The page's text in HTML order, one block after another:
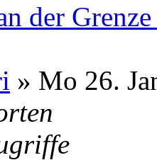
der
» Mo 26.